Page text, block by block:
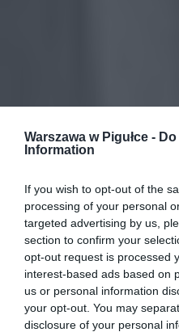
Warszawa w Pigułce -
Information
If you wish to opt-out of the
processing of your personal
targeted advertising by us,
section to confirm your
opt-out request is processed
interest-based ads based on
us or personal information
your opt-out. You may
disclosure of your personal